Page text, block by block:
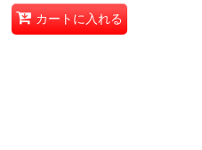
カートに入れる